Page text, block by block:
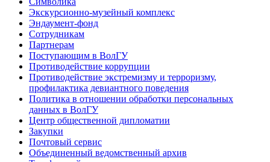
Экскурсионно-музейный комплекс
Эндаумент-фонд
Сотрудникам
Партнерам
Поступающим в ВолГУ
Противодействие коррупции
Противодействие экстремизму и терроризму,
профилактика девиантного поведения
Политика в отношении обработки персональных
данных в ВолГУ
Центр общественной дипломатии
Закупки
Почтовый сервис
Объединенный ведомственный архив